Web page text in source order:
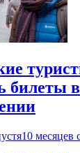
билеты
10 месяцев